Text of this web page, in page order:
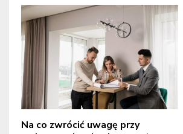
Na co zwrócić uwagę przy